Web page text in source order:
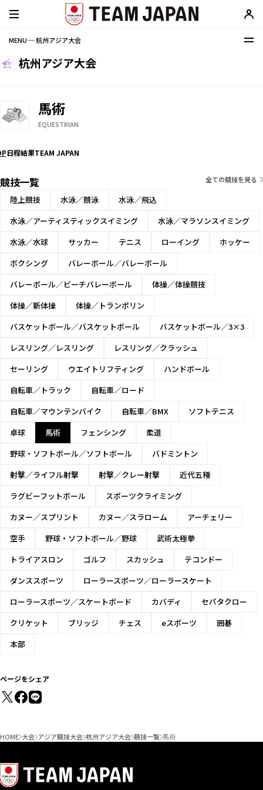
MENU ─ 杭州アジア大会
杭州アジア大会
馬術
EQUESTRIAN
日程結果TEAM JAPAN
競技一覧 全ての競技を見る
陸上競技 水泳／競泳
水泳／飛込
水泳／アーティスティックスイミング
水泳／マラソンスイミング
水泳／水球
サッカー テニス ローイング
ホッケー
ボクシング
バレーボール／バレーボール
バレーボール／ビーチバレーボール
体操／体操競技
体操／新体操
体操／トランポリン
バスケットボール／バスケットボール
バスケットボール／3×3
レスリング／レスリング
レスリング／クラッシュ
セーリング
ウエイトリフティング
ハンドボール
自転車／トラック
自転車／ロード
自転車／マウンテンバイク
自転車／BMX
ソフトテニス
卓球
馬術 フェンシング
柔道
野球・ソフトボール／ソフトボール
バドミントン
射撃／ライフル射撃
射撃／クレー射撃
近代五種
ラグビーフットボール
スポーツクライミング
カヌー／スプリント
カヌー／スラローム
アーチェリー
空手
野球・ソフトボール／野球
武術太極拳
トライアスロン
ゴルフ スカッシュ
テコンドー
ダンススポーツ
ローラースポーツ／ローラースケート
ローラースポーツ／スケートボード
カバディ
セパタクロー
クリケット
ブリッジ チェス eスポーツ
囲碁
本部
ページをシェア
HOME 大会 アジア競技大会 杭州アジア大会 競技一覧 馬術